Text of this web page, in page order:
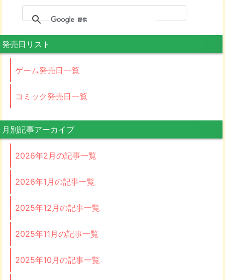
発売日リスト
ゲーム発売日一覧
コミック発売日一覧
月別記事アーカイブ
2026年2月の記事一覧
2026年1月の記事一覧
2025年12月の記事一覧
2025年11月の記事一覧
2025年10月の記事一覧